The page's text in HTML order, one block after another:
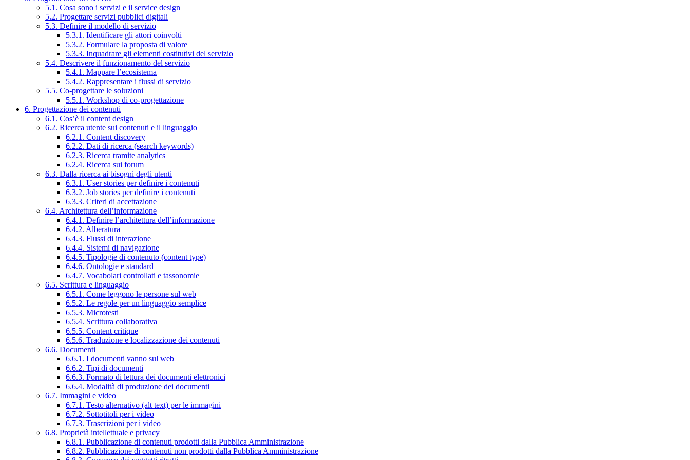
5.1. Cosa sono i servizi e il service design
5.2. Progettare servizi pubblici digitali
5.3. Definire il modello di servizio
5.3.1. Identificare gli attori coinvolti
5.3.2. Formulare la proposta di valore
5.3.3. Inquadrare gli elementi costitutivi del servizio
5.4. Descrivere il funzionamento del servizio
5.4.1. Mappare l’ecosistema
5.4.2. Rappresentare i flussi di servizio
5.5. Co-progettare le soluzioni
5.5.1. Workshop di co-progettazione
6. Progettazione dei contenuti
6.1. Cos’è il content design
6.2. Ricerca utente sui contenuti e il linguaggio
6.2.1. Content discovery
6.2.2. Dati di ricerca (search keywords)
6.2.3. Ricerca tramite analytics
6.2.4. Ricerca sui forum
6.3. Dalla ricerca ai bisogni degli utenti
6.3.1. User stories per definire i contenuti
6.3.2. Job stories per definire i contenuti
6.3.3. Criteri di accettazione
6.4. Architettura dell’informazione
6.4.1. Definire l’architettura dell’informazione
6.4.2. Alberatura
6.4.3. Flussi di interazione
6.4.4. Sistemi di navigazione
6.4.5. Tipologie di contenuto (content type)
6.4.6. Ontologie e standard
6.4.7. Vocabolari controllati e tassonomie
6.5. Scrittura e linguaggio
6.5.1. Come leggono le persone sul web
6.5.2. Le regole per un linguaggio semplice
6.5.3. Microtesti
6.5.4. Scrittura collaborativa
6.5.5. Content critique
6.5.6. Traduzione e localizzazione dei contenuti
6.6. Documenti
6.6.1. I documenti vanno sul web
6.6.2. Tipi di documenti
6.6.3. Formato di lettura dei documenti elettronici
6.6.4. Modalità di produzione dei documenti
6.7. Immagini e video
6.7.1. Testo alternativo (alt text) per le immagini
6.7.2. Sottotitoli per i video
6.7.3. Trascrizioni per i video
6.8. Proprietà intellettuale e privacy
6.8.1. Pubblicazione di contenuti prodotti dalla Pubblica Amministrazione
6.8.2. Pubblicazione di contenuti non prodotti dalla Pubblica Amministrazione